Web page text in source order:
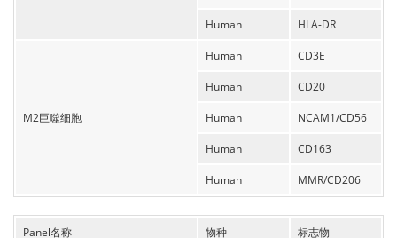
Human HLA-DR
M2巨噬细胞
Human CD3E
Human CD20
Human NCAM1/CD56
Human CD163
Human MMR/CD206
Panel名称 物种 标志物